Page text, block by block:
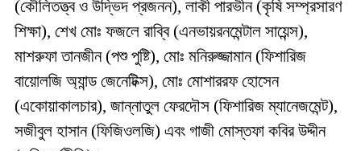
(কৌলিতত্ত্ব ও উদ্ভিদ প্রজনন), লাকী পারভীন (কৃষি সম্প্রসারণ
শিক্ষা), শেখ মোঃ ফজলে রাব্বি (এনভায়রনমেন্টাল সায়েন্স),
মাশরুফা তানজীন (পশু পুষ্টি), মোঃ মনিরুজ্জামান (ফিশারিজ
বায়োলজি অ্যান্ড জেনেটিক্স), মোঃ মোশাররফ হোসেন
(একোয়াকালচার), জান্নাতুল ফেরদৌস (ফিশারিজ ম্যানেজমেন্ট),
সজীবুল হাসান (ফিজিওলজি) এবং গাজী মোস্তফা কবির উদ্দীন